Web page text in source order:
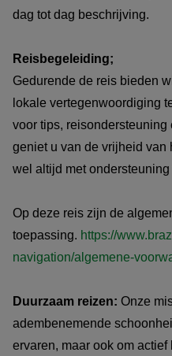
dag tot dag beschrijving.
Reisbegeleiding;
Gedurende de reis bieden
lokale vertegenwoordiging
voor tips,
geniet u van de vrijheid
wel altijd met ondersteuning
Op deze reis zijn de
toepassing. https://
navigation/algemene-
Duurzaam reizen: Onze
adembenemende
ervaren, maar ook om